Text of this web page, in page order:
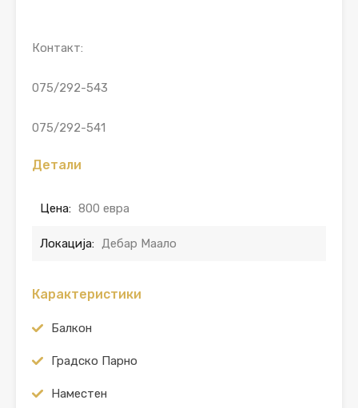
Контакт:
075/292-543
075/292-541
Детали
Цена: 800 евра
Локација: Дебар Маало
Карактеристики
Балкон
Градско Парно
Наместен